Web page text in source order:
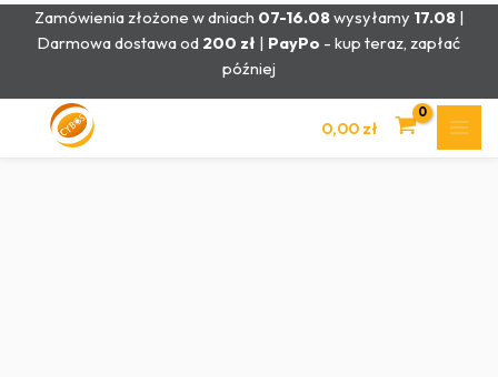
PrzejdźZamówienia złożone w dniach 07-16.08wysyłamy 17.08|
Darmowa dostawa od 200 zł | PayPo - kup teraz, zapłać
później
0,00 zł